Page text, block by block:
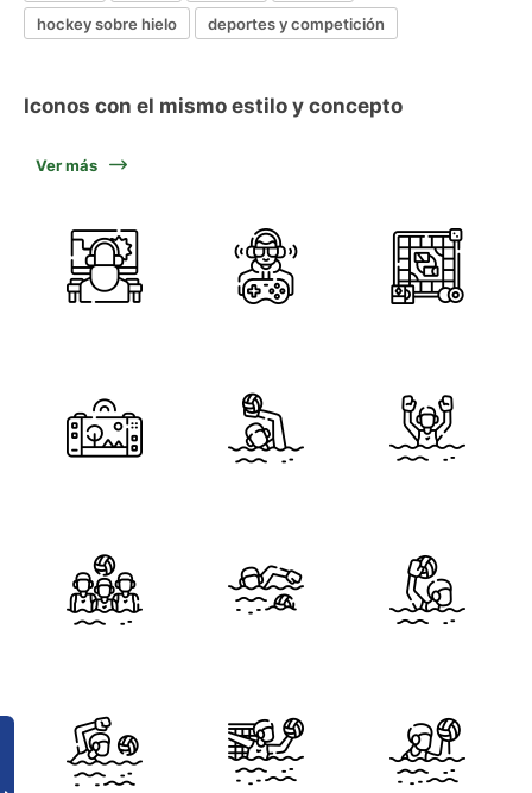
hockey sobre hielo
deportes y competición
Iconos con el mismo estilo y concepto
Ver más